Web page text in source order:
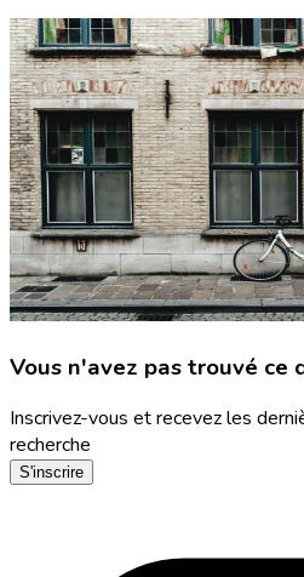
Vous n'avez pas trouvé ce
Inscrivez-vous et recevez les
recherche
S'inscrire